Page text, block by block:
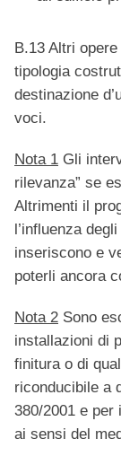
B.13 Altri
tipologia
destinazione
voci.
Nota 1 Gli
rilevanza” se
Altrimenti il
l’influenza
inseriscono e
poterli ancora
Nota 2 Sono
installazioni di
finitura o di
riconducibile a
380/2001 e per
ai sensi del